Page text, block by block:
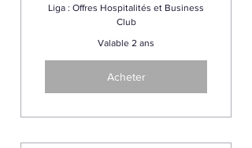
Liga : Offres Hospitalités et Business
Club
Valable 2 ans
Acheter